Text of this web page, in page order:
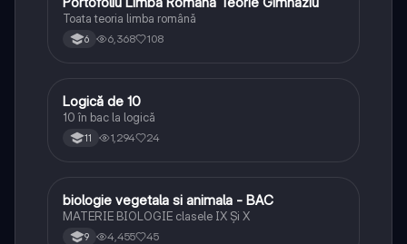
Toata teoria limba română
6 6,368 108
Logică
Logică de 10
10 în bac la logică
11 1,294 24
Biologie
biologie vegetala si animala - BAC
MATERIE BIOLOGIE clasele IX Şi X
9 4,455 45